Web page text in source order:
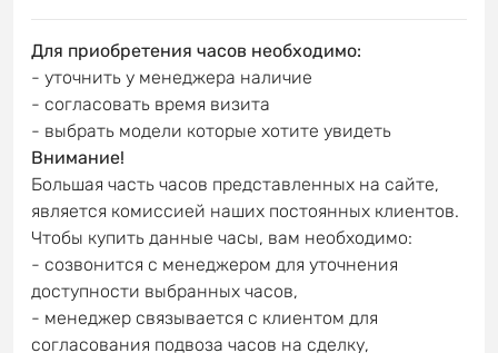
Для приобретения часов необходимо:
- уточнить у менеджера наличие
- согласовать время визита
- выбрать модели которые хотите увидеть
Внимание!
Большая часть часов представленных на сайте,
является комиссией наших постоянных клиентов.
Чтобы купить данные часы, вам необходимо:
- созвонится с менеджером для уточнения
доступности выбранных часов,
- менеджер связывается с клиентом для
согласования подвоза часов на сделку,